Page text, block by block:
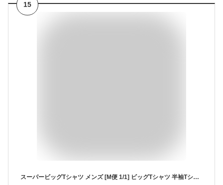
15
スーパービッグTシャツ メンズ [M便 1/1] ビッグTシャツ 半袖Tシャツ 7分袖Tシャツ プリントTシャツ メンズファッション ブラック 黒 春服 夏服 メンズ 秋服 Tシャツ 7分袖 オーバーサイズ 体型カバー ビッグ 大きい 大きめ 綿混 コットン 7分袖 woodwhichflows